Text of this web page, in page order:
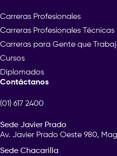
Carreras Profesionales
Carreras Profesionales Técnicas
Carreras para Gente que
Cursos
Diplomados
Contáctanos
(01) 617 2400
Sede Javier Prado
Av. Javier Prado Oeste 980,
Sede Chacarilla